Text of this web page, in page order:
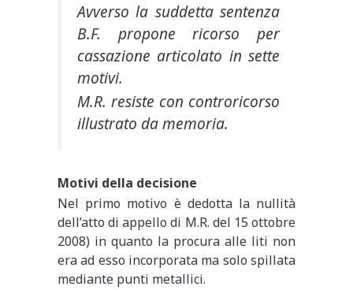
Avverso la suddetta sentenza
B.F. propone ricorso per
cassazione articolato in sette
motivi.
M.R. resiste con controricorso
illustrato da memoria.
Motivi della decisione
Nel primo motivo è dedotta la nullità
dell’atto di appello di M.R. del 15 ottobre
2008) in quanto la procura alle liti non
era ad esso incorporata ma solo spillata
mediante punti metallici.